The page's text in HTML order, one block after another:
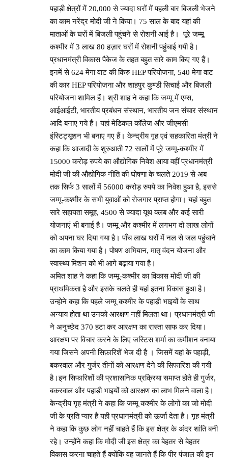
पहाड़ी क्षेत्रों में 20,000 से ज्यादा घरों में पहली बार बिजली भेजने
का काम नरेंद्र मोदी जी ने किया। 75 साल के बाद यहां की
माताओं के घरों में बिजली पहुंचने से रोशनी आई है। पूरे जम्मू
कश्मीर में 3 लाख 80 हज़ार घरों में रोशनी पहुंचाई गयी है।
प्रधानमंत्री विकास पैकेज के तहत बहुत सारे काम किए गए हैं।
इनमें से 624 मेगा वाट की किरु HEP परियोजना, 540 मेगा वाट
की कार HEP परियोजना और शाहपुर कुण्डी सिचाई और बिजली
परियोजना शामिल हैं। श्री शाह ने कहा कि जम्मू में एम्स,
आईआईटी, भारतीय प्रबंधन संस्थान, भारतीय जन संचार संस्थान
आदि बनाए गये हैं। यहां मेडिकल कॉलेज और जीएमसी
इंस्टिट्यूशन भी बनाए गए हैं। केन्द्रीय गृह एवं सहकारिता मंत्री ने
कहा कि आजादी के शुरुआती 72 सालों में पूरे जम्मू-कश्मीर में
15000 करोड़ रुपये का औद्योगिक निवेश आया वहीं प्रधानमंत्री
मोदी जी की औद्योगिक नीति की घोषणा के चलते 2019 से अब
तक सिर्फ 3 सालों में 56000 करोड़ रुपये का निवेश हुआ है, इससे
जम्मू-कश्मीर के सभी युवाओं को रोजगार प्राप्त होगा। यहां बहुत
सारे सहायता समूह, 4500 से ज्यादा यूथ क्लब और कई सारी
योजनाएं भी बनाई है। जम्मू और कश्मीर में लगभग दो लाख लोगों
को अपना घर दिया गया है। पाँच लाख घरों में नल से जल पहुंचाने
का काम किया गया है। पोषण अभियान, मातृ वंदन योजना और
स्वास्थ्य मिशन को भी आगे बढ़ाया गया है।
अमित शाह ने कहा कि जम्मू-कश्मीर का विकास मोदी जी की
प्राथमिकता है और इसके चलते ही यहां इतना विकास हुआ है।
उन्होने कहा कि पहले जम्मू कश्मीर के पहाड़ी भाइयों के साथ
अन्याय होता था उनको आरक्षण नहीं मिलता था। प्रधानमंत्री जी
ने अनुच्छेद 370 हटा कर आरक्षण का रास्ता साफ कर दिया।
आरक्षण पर विचार करने के लिए जस्टिस शर्मा का कमीशन बनाया
गया जिसने अपनी सिफ़ारिशें भेज दी है । जिसमें यहां के पहाड़ी,
बकरवाल और गुर्जर तीनों को आरक्षण देने की सिफारिश की गयी
है।इन सिफारिशों की प्रशासनिक प्रक्रिया समाप्त होते ही गुर्जर,
बकरवाल और पहाड़ी भाइयों को आरक्षण का लाभ मिलने वाला है।
केन्द्रीय गृह मंत्री ने कहा कि जम्मू कश्मीर के लोगों का जो मोदी
जी के प्रति प्यार है यही प्रधानमंत्री को ऊर्जा देता है। गृह मंत्री
ने कहा कि कुछ लोग नहीं चाहते हैं कि इस क्षेत्र के अंदर शांति बनी
रहे। उन्होंने कहा कि मोदी जी इस क्षेत्र का बेहतर से बेहतर
विकास करना चाहते हैं क्योंकि वह जानते हैं कि पीर पंजाल की इन